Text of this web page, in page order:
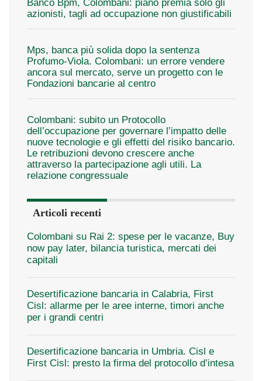
Banco Bpm, Colombani: piano premia solo gli
azionisti, tagli ad occupazione non giustificabili
Mps, banca più solida dopo la sentenza
Profumo-Viola. Colombani: un errore vendere
ancora sul mercato, serve un progetto con le
Fondazioni bancarie al centro
Colombani: subito un Protocollo
dell’occupazione per governare l’impatto delle
nuove tecnologie e gli effetti del risiko bancario.
Le retribuzioni devono crescere anche
attraverso la partecipazione agli utili. La
relazione congressuale
Articoli recenti
Colombani su Rai 2: spese per le vacanze, Buy
now pay later, bilancia turistica, mercati dei
capitali
Desertificazione bancaria in Calabria, First
Cisl: allarme per le aree interne, timori anche
per i grandi centri
Desertificazione bancaria in Umbria. Cisl e
First Cisl: presto la firma del protocollo d’intesa